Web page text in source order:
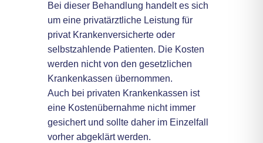
Bei dieser Behandlung handelt es sich
um eine privatärztliche Leistung für
privat Krankenversicherte oder
selbstzahlende Patienten. Die Kosten
werden nicht von den gesetzlichen
Krankenkassen übernommen.
Auch bei privaten Krankenkassen ist
eine Kostenübernahme nicht immer
gesichert und sollte daher im Einzelfall
vorher abgeklärt werden.